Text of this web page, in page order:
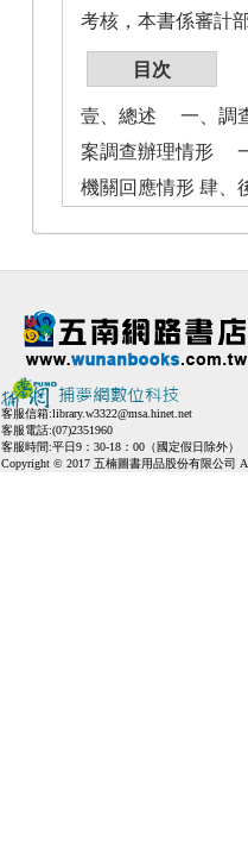
考核，本書係審計
目次
壹、總述 一、調
案調查辦理情形
機關回應情形 肆、
客服信箱:library.w3322@msa.hinet.net
客服電話:(07)2351960
客服時間:平日9：30-18：00（國定假日除外）
Copyright © 2017 五楠圖書用品股份有限公司